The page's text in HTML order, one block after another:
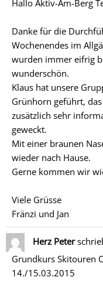
Hallo Aktiv-Am-Berg
Danke für die
Wochenendes im
wurden immer eifrig
wunderschön.
Klaus hat unsere
Grünhorn geführt,
zusätzlich sehr
geweckt.
Mit einer braunen
wieder nach Hause.
Gerne kommen wir
Viele Grüsse
Fränzi und Jan
Herz Peter
Grundkurs Skitouren
14./15.03.2015